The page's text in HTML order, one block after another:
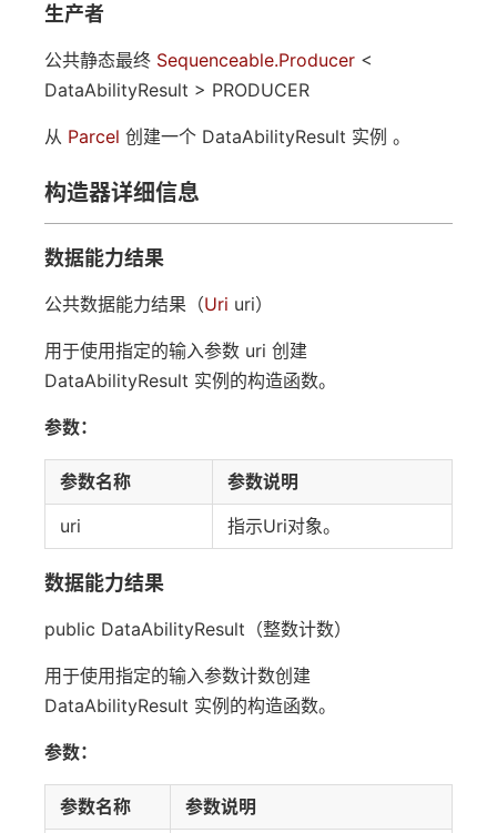
生产者
公共静态最终 Sequenceable.Producer <
DataAbilityResult > PRODUCER
从 Parcel 创建一个 DataAbilityResult 实例 。
构造器详细信息
数据能力结果
公共数据能力结果（Uri uri）
用于使用指定的输入参数 uri 创建
DataAbilityResult 实例的构造函数。
参数：
参数名称
参数说明
uri
指示Uri对象。
数据能力结果
public DataAbilityResult（整数计数）
用于使用指定的输入参数计数创建
DataAbilityResult 实例的构造函数。
参数：
参数名称 参数说明